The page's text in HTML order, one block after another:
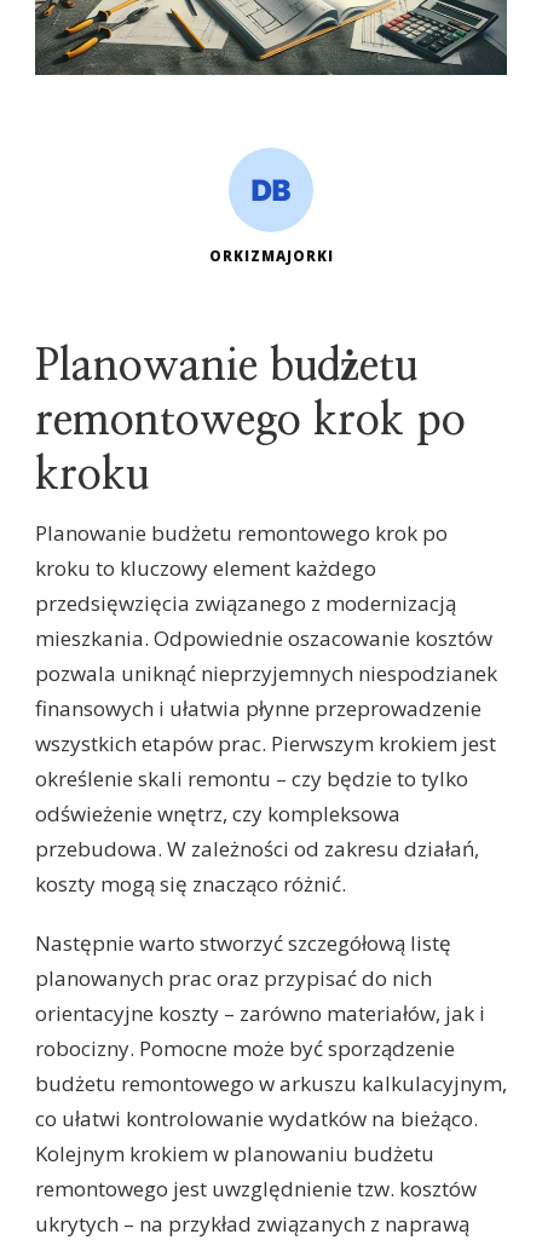
ORKIZMAJORKI
Planowanie budżetu
remontowego krok po
kroku
Planowanie budżetu remontowego krok po
kroku to kluczowy element każdego
przedsięwzięcia związanego z modernizacją
mieszkania. Odpowiednie oszacowanie kosztów
pozwala uniknąć nieprzyjemnych niespodzianek
finansowych i ułatwia płynne przeprowadzenie
wszystkich etapów prac. Pierwszym krokiem jest
określenie skali remontu – czy będzie to tylko
odświeżenie wnętrz, czy kompleksowa
przebudowa. W zależności od zakresu działań,
koszty mogą się znacząco różnić.
Następnie warto stworzyć szczegółową listę
planowanych prac oraz przypisać do nich
orientacyjne koszty – zarówno materiałów, jak i
robocizny. Pomocne może być sporządzenie
budżetu remontowego w arkuszu kalkulacyjnym,
co ułatwi kontrolowanie wydatków na bieżąco.
Kolejnym krokiem w planowaniu budżetu
remontowego jest uwzględnienie tzw. kosztów
ukrytych – na przykład związanych z naprawą